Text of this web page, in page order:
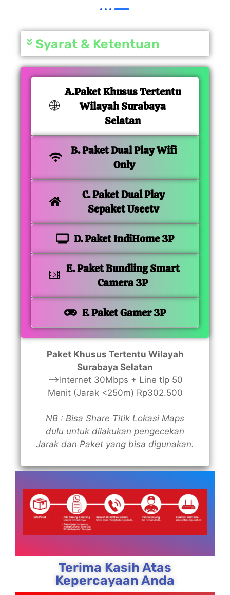
Syarat & Ketentuan
A.Paket Khusus Tertentu
Wilayah Surabaya
Selatan
B. Paket Dual Play Wifi
Only
C. Paket Dual Play
Sepaket Useetv
D. Paket IndiHome 3P
E. Paket Bundling Smart
Camera 3P
F. Paket Gamer 3P
Paket Khusus Tertentu Wilayah
Surabaya Selatan
—>Internet 30Mbps + Line tlp 50
Menit (Jarak <250m) Rp302.500
NB : Bisa Share Titik Lokasi Maps
dulu untuk dilakukan pengecekan
Jarak dan Paket yang bisa digunakan.
Terima Kasih Atas
Kepercayaan Anda